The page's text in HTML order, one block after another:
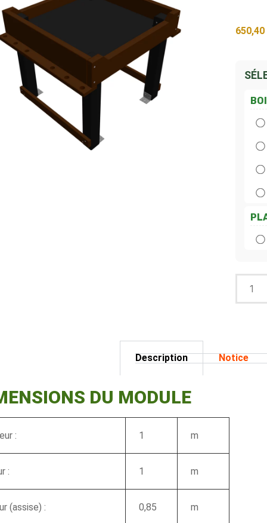
650,40
Description Notice
DU MODULE
: 1 m
: 1 m
(assise) : 0,85 m